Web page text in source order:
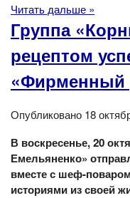
Читать дальше »
Группа
рецептом
«Фирменный
Опубликовано 18
В воскресенье, 20
Емельяненко»
вместе с шеф-
историями из своей